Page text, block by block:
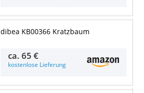
dibea KB00366 Kratzbaum
ca.65 €
kostenlose Lieferung